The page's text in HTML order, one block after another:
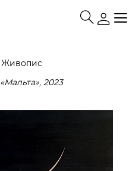
Живопис
«Мальта», 2023